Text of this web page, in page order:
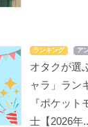
ランキング ア
オタクが選
ャラ」ラン
『ポケッ
士【2026年